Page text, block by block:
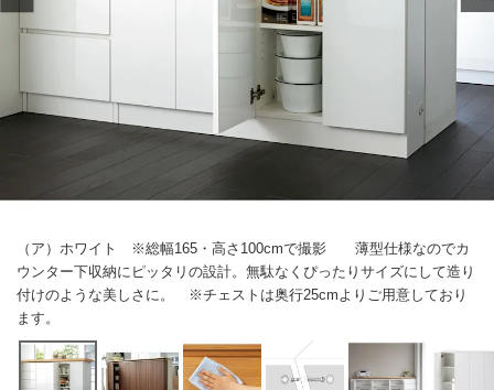
（ア）ホワイト ※総幅165・高さ100cmで撮影 薄型仕様なのでカ
ウンター下収納にピッタリの設計。無駄なくぴったりサイズにして造り
付けのような美しさに。 ※チェストは奥行25cmよりご用意しており
ます。